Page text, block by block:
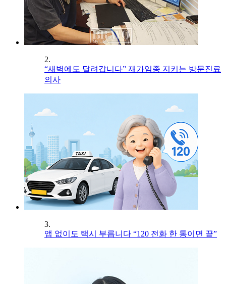
2.
“새벽에도 달려갑니다” 재가임종 지키는 방문진료
의사
3.
앱 없이도 택시 부릅니다 “120 전화 한 통이면 끝”